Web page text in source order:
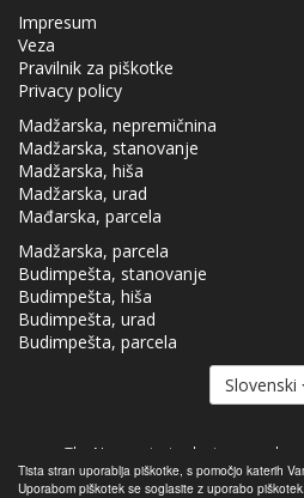
Tista stran uporablja piškotke, s pomočjo katerih
Uporabom piškotek se soglasite z uporabo piškotek.
Impresum
Veza
Pravilnik za piškotke
Privacy policy
Madžarska, nepremičnina
Madžarska, stanovanje
Madžarska, hiša
Madžarska, urad
Mađarska, parcela
Madžarska, parcela
Budimpešta, stanovanje
Budimpešta, hiša
Budimpešta, urad
Budimpešta, parcela
Slovenski
The Nepremicnine.hu is a member
Nepremičnine na prodaj na Madžarskem